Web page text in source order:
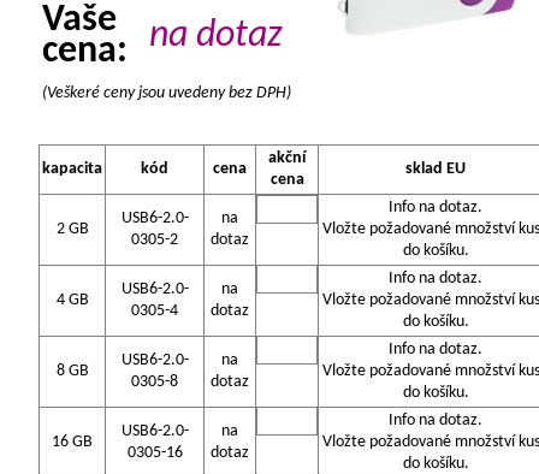
Vaše
cena:
na dotaz
(Veškeré ceny jsou uvedeny bez DPH)
kapacita kód cena
akční
cena
sklad EU
2 GB
USB6-2.0-
0305-2
na
dotaz
Info na dotaz.
Vložte požadované množství
do košíku.
4 GB
USB6-2.0-
0305-4
na
dotaz
Info na dotaz.
Vložte požadované množství
do košíku.
8 GB
USB6-2.0-
0305-8
na
dotaz
Info na dotaz.
Vložte požadované množství
do košíku.
16 GB
USB6-2.0-
0305-16
na
dotaz
Info na dotaz.
Vložte požadované množství
do košíku.